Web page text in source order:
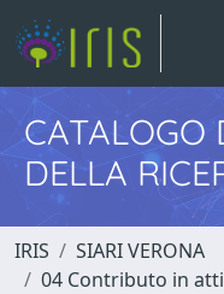
CATALOGO
DELLA
IRIS
SIARI VERONA
04 Contributo in